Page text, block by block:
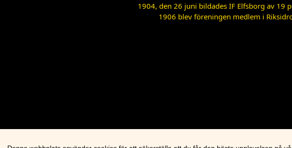
1904, den 26 juni bildades IF Elfsborg av 19
1906 blev föreningen medlem i